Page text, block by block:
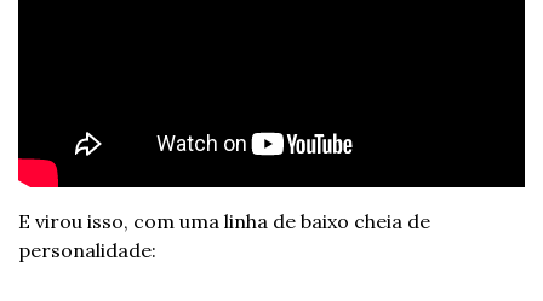
E virou isso, com uma linha de baixo cheia de
personalidade: